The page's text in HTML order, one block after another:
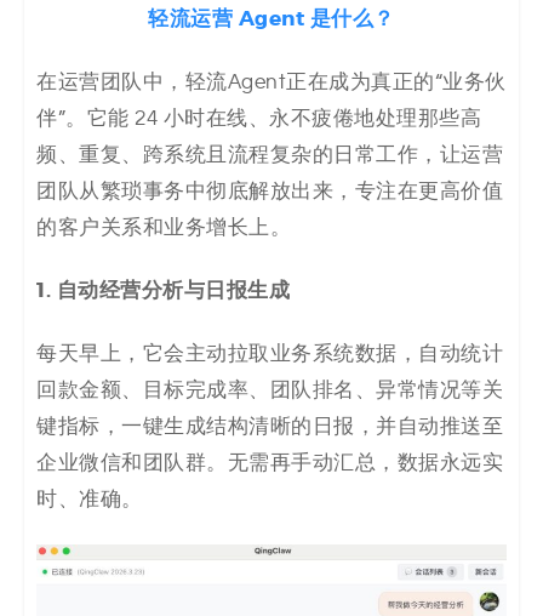
轻流运营 Agent 是什么？
在运营团队中，轻流Agent正在成为真正的“业务伙
伴”。它能 24 小时在线、永不疲倦地处理那些高
频、重复、跨系统且流程复杂的日常工作，让运营
团队从繁琐事务中彻底解放出来，专注在更高价值
的客户关系和业务增长上。
1. 自动经营分析与日报生成
每天早上，它会主动拉取业务系统数据，自动统计
回款金额、目标完成率、团队排名、异常情况等关
键指标，一键生成结构清晰的日报，并自动推送至
企业微信和团队群。无需再手动汇总，数据永远实
时、准确。